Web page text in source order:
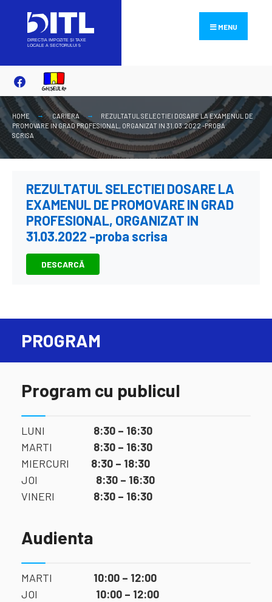
content
MENU
HOME CARIERA
REZULTATUL SELECTIEI DOSARE LA EXAMENUL DE
PROMOVARE IN GRAD PROFESIONAL, ORGANIZAT IN 31.03.2022 -PROBA
SCRISA
REZULTATUL SELECTIEI DOSARE LA
EXAMENUL DE PROMOVARE IN GRAD
PROFESIONAL, ORGANIZAT IN
31.03.2022 -proba scrisa
DESCARCĂ
PROGRAM
Program cu publicul
LUNI 8:30 – 16:30
MARTI 8:30 – 16:30
MIERCURI 8:30 – 18:30
JOI 8:30 – 16:30
VINERI 8:30 – 16:30
Audienta
MARTI 10:00 – 12:00
JOI 10:00 – 12:00
for: